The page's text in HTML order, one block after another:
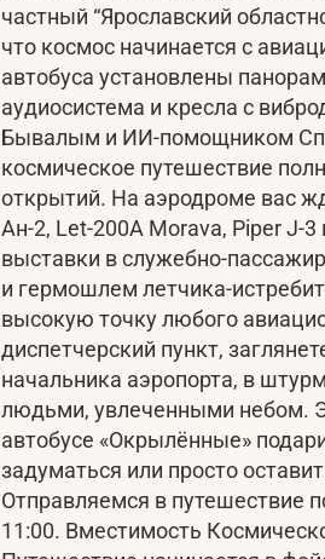
частный “Ярославский
что космос начинается с
автобуса установлены
аудиосистема и кресла с
Бывалым и ИИ-помощником
космическое путешествие
открытий. На аэродроме вас
Ан-2, Let-200A Morava, Piper J-
выставки в служебно-
и гермошлем летчика-
высокую точку любого
диспетчерский пункт,
начальника аэропорта, в
людьми, увлеченными небом.
автобусе «Окрылённые»
задуматься или просто
Отправляемся в путешествие
11:00. Вместимость